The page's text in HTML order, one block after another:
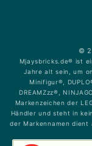
©
Mjaysbricks.de® ist
Jahre alt sein, um
Minifigur®,
DREAMZzz®,
Markenzeichen der
Händler und steht in
der Markennamen dient